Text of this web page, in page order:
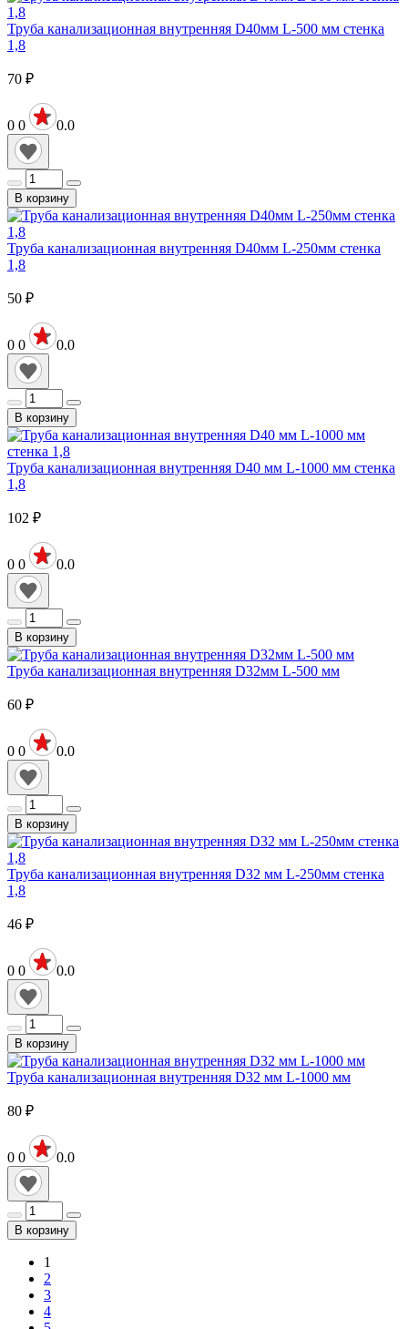
Труба канализационная внутренняя D40мм L-500 мм стенка
1,8
70 ₽
0 0 0.0
В корзину
Труба канализационная внутренняя D40мм L-250мм стенка
1,8
50 ₽
0 0 0.0
В корзину
Труба канализационная внутренняя D40 мм L-1000 мм стенка
1,8
102 ₽
0 0 0.0
В корзину
Труба канализационная внутренняя D32мм L-500 мм
60 ₽
0 0 0.0
В корзину
Труба канализационная внутренняя D32 мм L-250мм стенка
1,8
46 ₽
0 0 0.0
В корзину
Труба канализационная внутренняя D32 мм L-1000 мм
80 ₽
0 0 0.0
В корзину
1
2
3
4